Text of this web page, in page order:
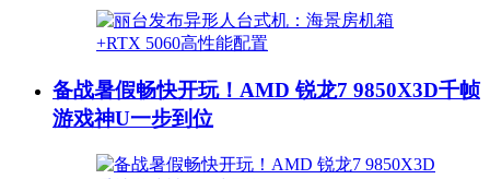
备战暑假畅快开玩！AMD 锐龙7 9850X3D千帧
游戏神U一步到位